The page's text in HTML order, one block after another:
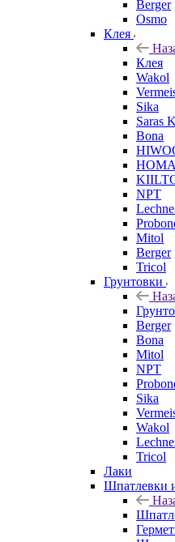
Berger
Osmo
Клея
Клея
Wakol
Sika
Saras
Bona
NPT
Mitol
Berger
Tricol
Грунтовки
Berger
Bona
Mitol
NPT
Sika
Wakol
Tricol
Лаки
Шпатлевки